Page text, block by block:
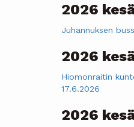
2026
Juhannuksen
2026
Hiomonraitin
17.6.2026
2026